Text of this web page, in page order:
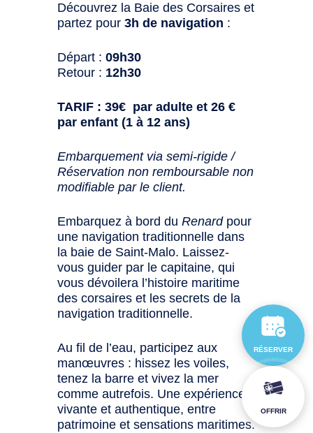
Découvrez la Baie des Corsaires et
partez pour3h de navigation :
Départ :09h30
Retour : 12h30
TARIF : 39€ par adulte et 26 €
par enfant (1 à 12 ans)
Embarquement via semi-rigide /
Réservation non remboursable non
modifiable par le client.
Embarquez à bord duRenardpour
une navigation traditionnelle dans
la baie de Saint-Malo. Laissez-
vous guider par le capitaine, qui
vous dévoilera l’histoire maritime
des corsaires et les secrets de la
navigation traditionnelle.
Au fil de l’eau, participez aux
manœuvres : hissez les voiles,
tenez la barre et vivez la mer
comme autrefois. Une expérience
vivante et authentique, entre
patrimoine et sensations maritimes.
RÉSERVER
OFFRIR